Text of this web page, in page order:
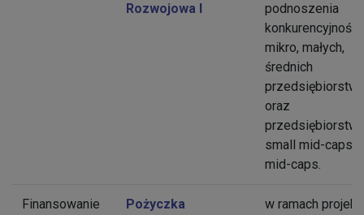
Rozwojowa I
podnoszenia
konkurencyjności
mikro, małych,
średnich
przedsiębiorstw
oraz
przedsiębiorstw
small mid-caps i
mid-caps.
Finansowanie
Pożyczka
w ramach